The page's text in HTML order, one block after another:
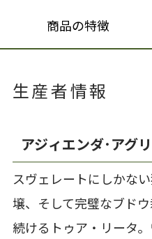
商品の特徴
生産者情報
アジィエンダ･アグ
スヴェレートにしかな
壌、そして完璧なブド
続けるトゥア・リータ